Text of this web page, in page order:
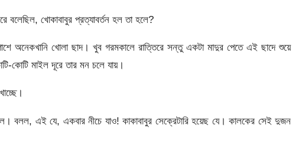
বলেছিল, খোকাবাবুর প্রত্যাবর্তন হল তা হলে?
অনেকখানি খোলা ছাদ। খুব গরমকালে রাত্তিরে সন্তু একটা মাদুর পেতে এই ছাদে শুয়ে
কোটি মাইল দূরে তার মন চলে যায়।
বলল, এই যে, একবার নীচে যাও! কাকাবাবুর সেক্রেটারি হয়েছ যে। কালকের সেই দুজন